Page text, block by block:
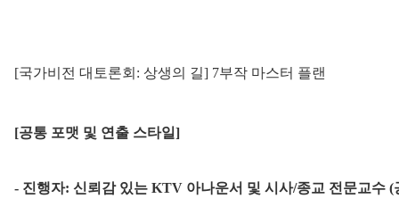
[국가비전 대토론회: 상생의 길] 7부작 마스터 플랜
[공통 포맷 및 연출 스타일]
- 진행자: 신뢰감 있는 KTV 아나운서 및 시사/종교 전문교수 (